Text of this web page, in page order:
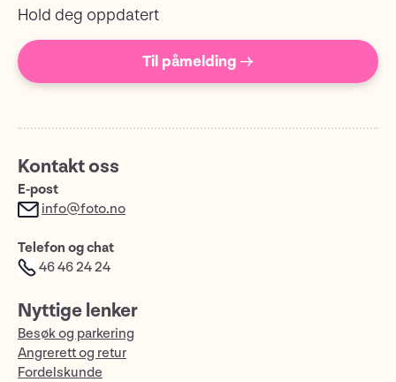
Hold deg oppdatert
Til påmelding →
Kontakt oss
E-post
info@foto.no
Telefon og chat
46 46 24 24
Nyttige lenker
Besøk og parkering
Angrerett og retur
Fordelskunde